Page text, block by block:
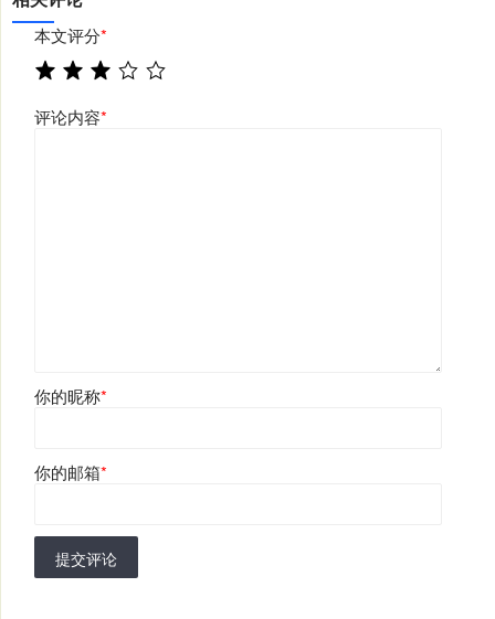
本文评分*
评论内容*
你的昵称*
你的邮箱*
提交评论